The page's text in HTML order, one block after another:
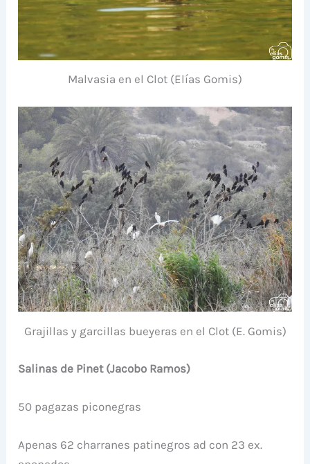
Malvasia en el Clot (Elías Gomis)
Grajillas y garcillas bueyeras en el Clot (E. Gomis)
Salinas de Pinet (Jacobo Ramos)
50 pagazas piconegras
Apenas 62 charranes patinegros ad con 23 ex.